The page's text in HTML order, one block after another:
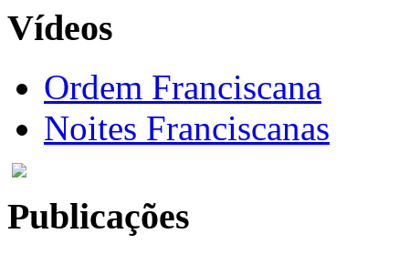
Vídeos
Ordem Franciscana
Noites Franciscanas
Publicações